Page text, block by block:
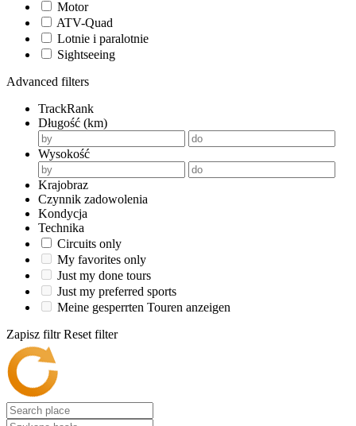
Motor
ATV-Quad
Lotnie i paralotnie
Sightseeing
Advanced filters
TrackRank
Długość (km)
Wysokość
Krajobraz
Czynnik zadowolenia
Kondycja
Technika
Circuits only
My favorites only
Just my done tours
Just my preferred sports
Meine gesperrten Touren anzeigen
Zapisz filtr Reset filter